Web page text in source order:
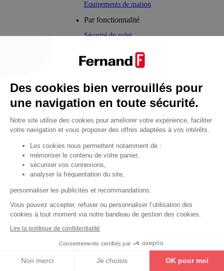
Equipements de maison
Par fonctionnalité
Sécurité du volet
Par fonctionnalité
Cendrier
Par fonctionnalité
Equipements de porte
•Judas de porte
Fermes-portes
•Arrêts de porte
•Butoirs de porte
• Charnières de porte
• Accessoires de fixation
Les astuces
Les équipements de porte
Les équipements pour les personnes
Des cookies bien verrouillés pour
une navigation en toute sécurité.
Notre site utilise des cookies pour améliorer votre expérience, faciliter
votre navigation et vous proposer des offres adaptées à vos intérêts.
Les cookies nous permettent notamment de :
mémoriser le contenu de votre panier,
sécuriser vos connexions,
analyser la fréquentation du site,
personnaliser les publicités et recommandations.
Vous pouvez accepter, refuser ou personnaliser l’utilisation des
cookies à tout moment via notre bandeau de gestion des cookies.
Lire la politique de confidentialité
Consentements certifiés par
Non merci Je choisis OK pour moi